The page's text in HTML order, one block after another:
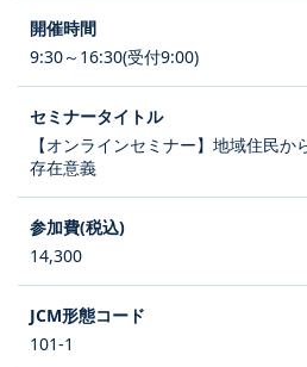
9:30～16:30(受付9:00)
【オンラインセミナー】地域住民
存在意義
14,300
101-1